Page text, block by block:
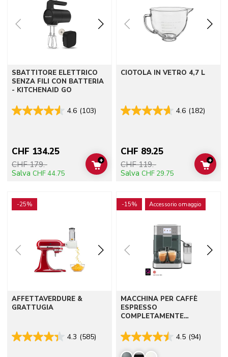
SBATTITORE ELETTRICO
SENZA FILI CON BATTERIA
- KITCHENAID GO
4.6 (103)
CHF 134.25
CHF 179.-
Salva CHF 44.75
ADD TO CART
+
CIOTOLA IN VETRO 4,7 L
4.6 (182)
CHF 89.25
CHF 119.-
Salva CHF 29.75
ADD
+
-25%
AFFETTAVERDURE &
GRATTUGIA
4.3 (585)
-15% Accessorio omaggio
MACCHINA PER CAFFÈ
ESPRESSO
COMPLETAMENTE
4.5 (94)